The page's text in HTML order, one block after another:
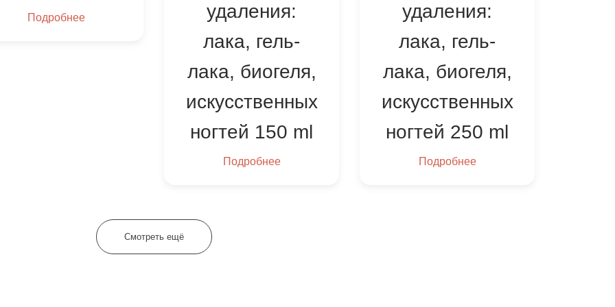
Подробнее
удаления:
лака, гель-
лака, биогеля,
искусственных
ногтей 150 ml
Подробнее
удаления:
лака, гель-
лака, биогеля,
искусственных
ногтей 250 ml
Подробнее
Смотреть ещё